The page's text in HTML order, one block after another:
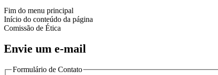
Fim do menu principal
Início do conteúdo da página
Comissão de Ética
Envie um e-mail
Formulário de Contato